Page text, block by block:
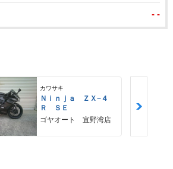
- -
カワサキ
Ｎｉｎｊａ ＺＸ−４
Ｒ ＳＥ
ゴヤオート 宜野湾店